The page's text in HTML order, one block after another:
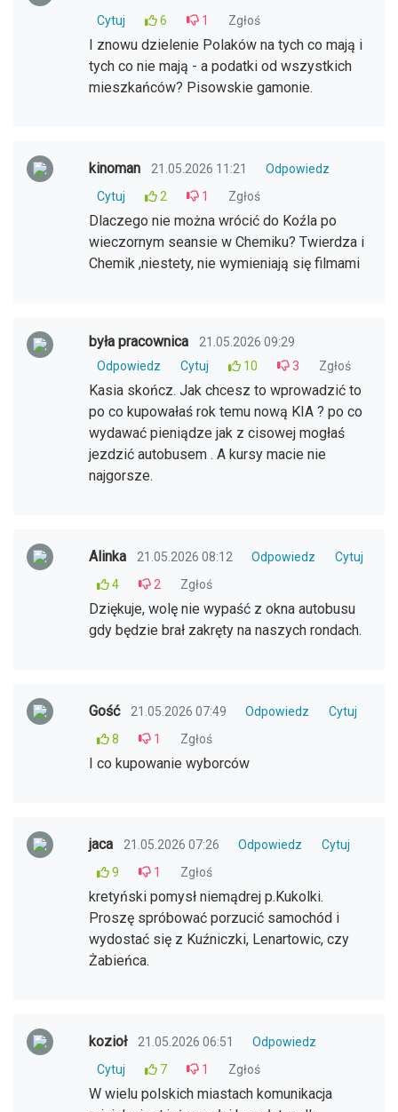
Cytuj 6 1 Zgłoś
I znowu dzielenie Polaków na tych co mają i
tych co nie mają - a podatki od wszystkich
mieszkańców? Pisowskie gamonie.
kinoman 21.05.2026 11:21
Odpowiedz
Cytuj
2 1 Zgłoś
Dlaczego nie można wrócić do Koźla po
wieczornym seansie w Chemiku? Twierdza i
Chemik ,niestety, nie wymieniają się filmami
była pracownica
21.05.2026 09:29
Odpowiedz
Cytuj 10 3 Zgłoś
Kasia skończ. Jak chcesz to wprowadzić to
po co kupowałaś rok temu nową KIA ? po co
wydawać pieniądze jak z cisowej mogłaś
jezdzić autobusem . A kursy macie nie
najgorsze.
Alinka 21.05.2026 08:12 Odpowiedz
Cytuj
4
2 Zgłoś
Dziękuje, wolę nie wypaść z okna autobusu
gdy będzie brał zakręty na naszych rondach.
Gość 21.05.2026 07:49 Odpowiedz
Cytuj
8
1 Zgłoś
I co kupowanie wyborców
jaca 21.05.2026 07:26 Odpowiedz
Cytuj
9
1 Zgłoś
kretyński pomysł niemądrej p.Kukolki.
Proszę spróbować porzucić samochód i
wydostać się z Kuźniczki, Lenartowic, czy
Żabieńca.
kozioł 21.05.2026 06:51
Odpowiedz
Cytuj
7 1 Zgłoś
W wielu polskich miastach komunikacja